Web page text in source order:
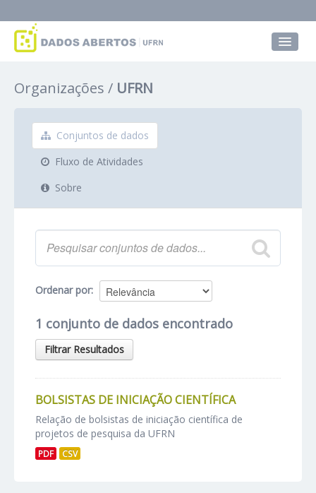
Grupos
Sobre
Organizações UFRN
Conjuntos de dados
Fluxo de Atividades
Sobre
Ordenar por
1 conjunto de dados encontrado
Filtrar Resultados
BOLSISTAS DE INICIAÇÃO CIENTÍFICA
Relação de bolsistas de iniciação científica de
projetos de pesquisa da UFRN
PDF CSV